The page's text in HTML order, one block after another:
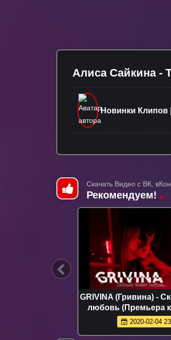
Алиса Сайкина -
Новинки Клипов
Скачать Видео с ВК,
Рекомендуем!
GRIVINA (Гривина) -
любовь (Премьера
2020-02-04